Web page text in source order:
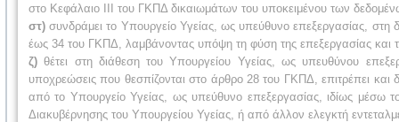
στο Κεφάλαιο III του ΓΚΠΔ δικαιωμάτων του υποκειμένου των
στ) συνδράμει το Υπουργείο Υγείας, ως υπεύθυνο επεξεργασίας,
έως 34 του ΓΚΠΔ, λαμβάνοντας υπόψη τη φύση της επεξεργασίας και
ζ)θέτει στη διάθεση του Υπουργείου Υγείας, ως υπευθύνου
υποχρεώσεις που θεσπίζονται στο άρθρο 28 του ΓΚΠΔ, επιτρέπει
από το Υπουργείο Υγείας, ως υπεύθυνο επεξεργασίας, ιδίως μέσω
Διακυβέρνησης του Υπουργείου Υγείας, ή από άλλον ελεγκτή